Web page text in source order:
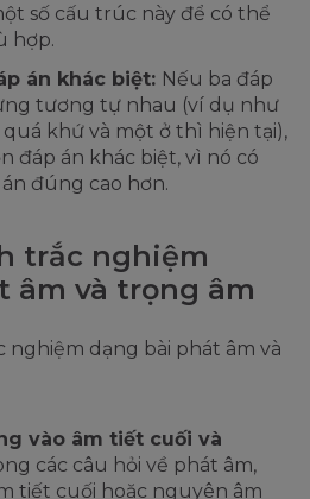
số cấu trúc này để có thể
hợp.
án khác biệt: Nếu ba đáp
tương tự nhau (ví dụ như
khứ và một ở thì hiện tại),
đáp án khác biệt, vì nó có
đúng cao hơn.
trắc nghiệm
âm và trọng âm
nghiệm dạng bài phát âm và
vào âm tiết cuối và
các câu hỏi về phát âm,
tiết cuối hoặc nguyên âm